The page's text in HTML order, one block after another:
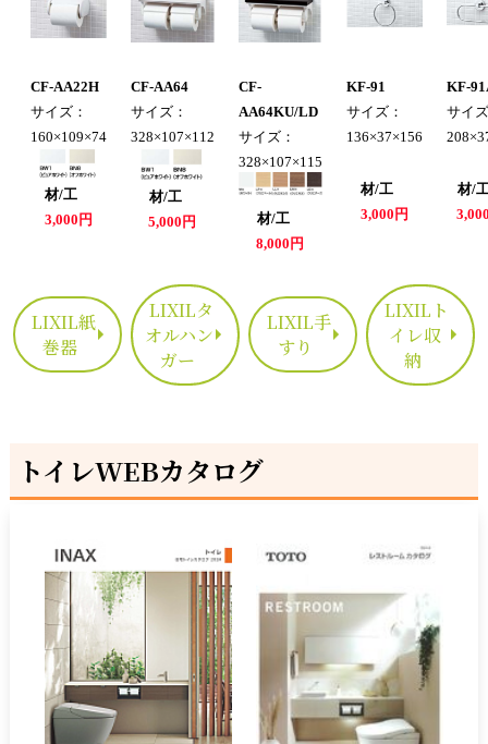
CF-AA22H
サイズ：
160×109×74
材/工
3,000円
CF-AA64
サイズ：
328×107×112
材/工
5,000円
CF-
AA64KU/LD
サイズ：
328×107×115
材/工
8,000円
KF-91
サイズ：
136×37×156
材/工
3,000円
KF-
サイ
材/
LIXIL紙
巻器
LIXILタ
オルハン
ガー
LIXIL手
すり
LIXILト
イレ収
納
トイレWEBカタログ